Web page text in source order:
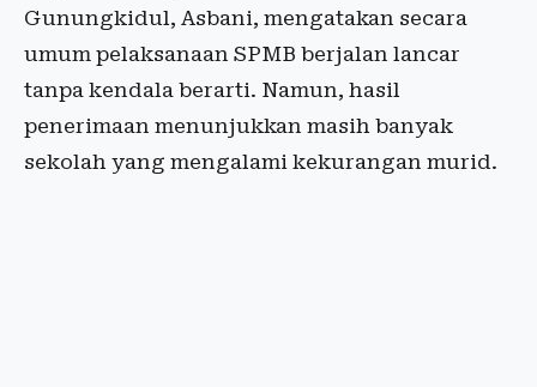
Gunungkidul, Asbani, mengatakan secara
umum pelaksanaan SPMB berjalan lancar
tanpa kendala berarti. Namun, hasil
penerimaan menunjukkan masih banyak
sekolah yang mengalami kekurangan murid.